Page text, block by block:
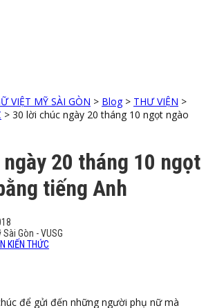
VIỆT MỸ SÀI GÒN > Blog> THƯ VIỆN >
> 30 lời chúc ngày 20 tháng 10 ngọt ngào
20 tháng 10 ngọt
tiếng Anh
Sài Gòn - VUSG
KIẾN THỨC
để gửi đến những người phụ nữ mà